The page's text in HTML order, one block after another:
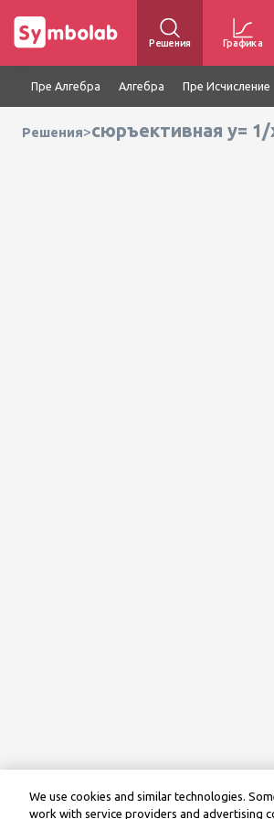
Решения Графика
Пре Алгебра Алгебра Пре Исчисление
Решения>сюръективная y=
We use cookies and similar technologies.
work with service providers and advertising